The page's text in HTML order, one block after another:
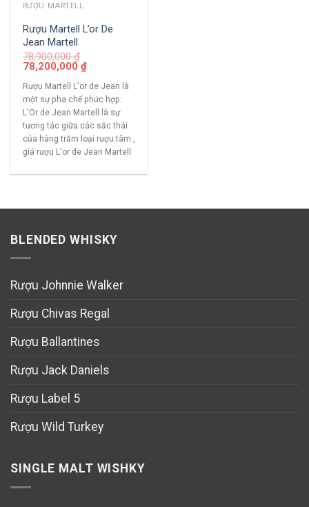
RƯỢU MARTELL
Rượu Martell L’or De
Jean Martell
78,900,000₫
78,200,000₫
Rượu Martell L'or de Jean là
một sự pha chế phức hợp:
L'Or de Jean Martell là sự
tương tác giữa các sắc thái
của hàng trăm loại rượu tâm ,
giá rượu L'or de Jean Martell
BLENDED WHISKY
Rượu Johnnie Walker
Rượu Chivas Regal
Rượu Ballantines
Rượu Jack Daniels
Rượu Label 5
Rượu Wild Turkey
SINGLE MALT WISHKY